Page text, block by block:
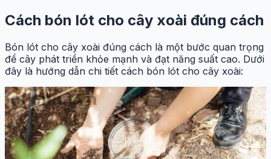
Cách bón lót cho cây xoài đúng cách
Bón lót cho cây xoài đúng cách là một bước quan trọng
để cây phát triển khỏe mạnh và đạt năng suất cao. Dưới
đây là hướng dẫn chi tiết cách bón lót cho cây xoài: